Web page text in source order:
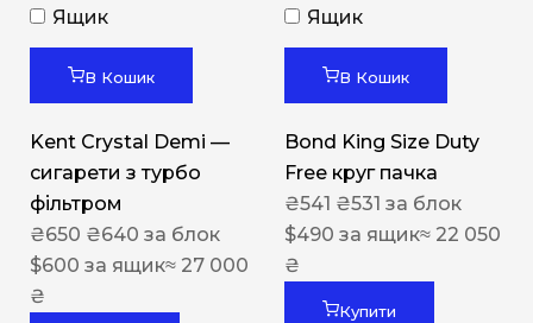
Ящик
В Кошик
Kent Crystal Demi —
сигарети з турбо
фільтром
₴650 ₴640 за блок
$600 за ящик≈ 27 000
₴
Ящик
В Кошик
Bond King Size Duty
Free круг пачка
₴541 ₴531 за блок
$490 за ящик≈ 22 050
₴
Купити